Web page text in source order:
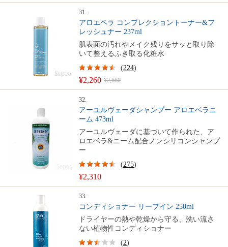
31.
アロエベラ コンプレクショントーナー&フ
レッシュナー 237ml
肌表面の汚れやメイク残りをサッと取り除
いて整えるふき取る化粧水
¥2,260 ¥2,660
(224)
32.
アーユルヴェーダシャンプー アロエベラニ
ーム 473ml
アーユルヴェーダに基づいて作られた、ア
ロエベラ&ニーム配合ノンシリコンシャンプ
ー
¥2,310
(275)
33.
コンディショナー リーブイン 250ml
ドライヤーの熱や乾燥から守る、洗い流さ
ない植物性コンディショナー
(2)